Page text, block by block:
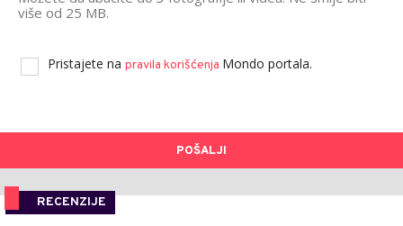
više od 25 MB.
Pristajete na pravila korišćenja Mondo portala.
POŠALJI
RECENZIJE